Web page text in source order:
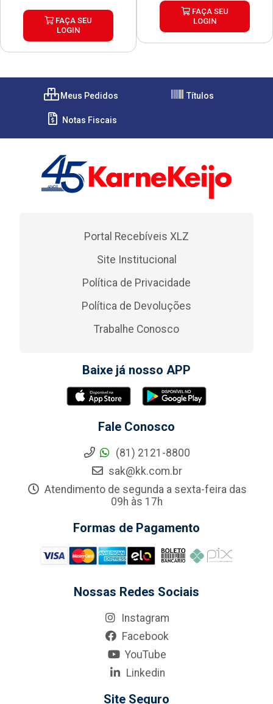
FAÇA SEU
LOGIN
FAÇA SEU
LOGIN
Meus Pedidos Títulos
Notas Fiscais
Portal Recebíveis XLZ
Site Institucional
Política de Privacidade
Política de Devoluções
Trabalhe Conosco
Baixe já nosso APP
Fale Conosco
(81) 2121-8800
sak@kk.com.br
Atendimento de segunda a sexta-feira das
09h às 17h
Formas de Pagamento
Nossas Redes Sociais
Instagram
Facebook
YouTube
Linkedin
Site Seguro